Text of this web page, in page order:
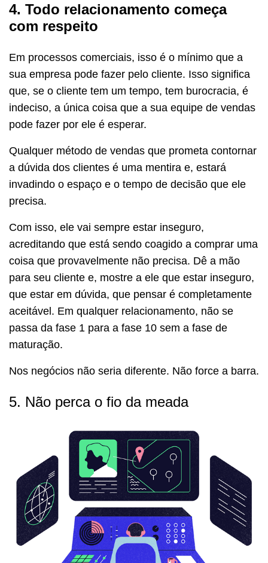
4. Todo relacionamento começa
com respeito
Em processos comerciais, isso é o mínimo que a
sua empresa pode fazer pelo cliente. Isso significa
que, se o cliente tem um tempo, tem burocracia, é
indeciso, a única coisa que a sua equipe de vendas
pode fazer por ele é esperar.
Qualquer método de vendas que prometa contornar
a dúvida dos clientes é uma mentira e, estará
invadindo o espaço e o tempo de decisão que ele
precisa.
Com isso, ele vai sempre estar inseguro,
acreditando que está sendo coagido a comprar uma
coisa que provavelmente não precisa. Dê a mão
para seu cliente e, mostre a ele que estar inseguro,
que estar em dúvida, que pensar é completamente
aceitável. Em qualquer relacionamento, não se
passa da fase 1 para a fase 10 sem a fase de
maturação.
Nos negócios não seria diferente. Não force a barra.
5. Não perca o fio da meada